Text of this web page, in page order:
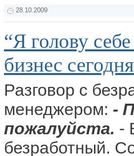
28.10.2009
“Я голову
бизнес
Разговор с
менеджером: -
пожалуйста. -
безработный.